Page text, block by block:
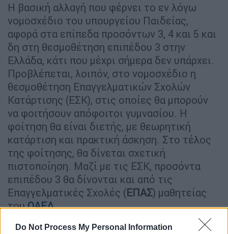
Do Not Process My Personal Information
Η βασική αλλαγή που φέρνει το εν λόγω
νομοσχέδιο του υπουργείου Παιδείας,
αφορά στα επίπεδα προσόντων 3, 4 και 5 και
δη στη θεσμοθέτηση επιπέδου 3 στην
Ελλάδα, κάτι που μέχρι σήμερα δεν υπάρχει.
Προβλέπεται, λοιπόν, στο νομοσχέδιο η
θεσμοθέτηση Επαγγελματικών Σχολών
Κατάρτισης (ΕΣΚ), στις οποίες θα μπορούν
να φοιτήσουν απόφοιτοι γυμνασίου. Η
φοίτηση θα είναι διετής, με θεωρητική
κατάρτιση και πρακτική άσκηση. Στο τέλος
της φοίτησης, θα δίνεται σχετική
πιστοποίηση. Μαζί με τις ΕΣΚ, προσόντα
επιπέδου 3 θα δίνονται και από τις
Επαγγελματικές Σχολές (ΕΠΑΣ) μαθητείας
τουΟΑΕΔ.
Στο επίπεδο 4, εντάσσονται τα